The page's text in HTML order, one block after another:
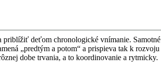
deťom chronologické vnímanie. Samotné
„predtým a potom“ a prispieva tak k rozvoju
dobe trvania, a to koordinovanie a rytmicky.